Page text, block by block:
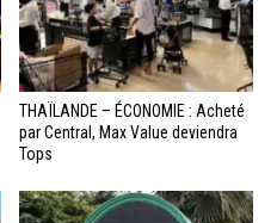
THAÏLANDE – ÉCONOMIE : Acheté
par Central, Max Value deviendra
Tops